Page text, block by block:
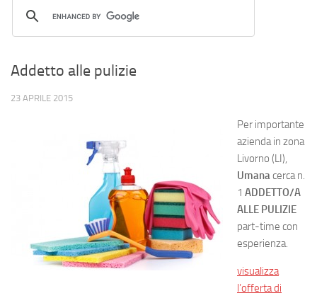
Addetto alle pulizie
23 APRILE 2015
Per importante
azienda in zona
Livorno (LI),
Umanacerca n.
1 ADDETTO/A
ALLE PULIZIE
part-time con
esperienza.
visualizza
l’offerta di